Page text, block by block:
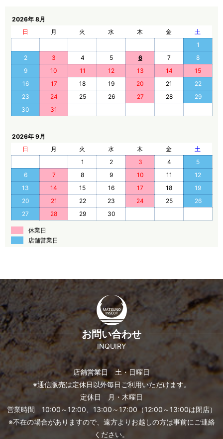
2026年 8月
日
月 火 水 木 金
土
1
2
3 4 5 6 7
8
9
10 11 12 13 14
15
16
17 18 19 20 21
22
23
24 25 26 27 28
29
30
31
2026年 9月
日
月 火 水 木 金
土
1
2 3 4
5
6
7 8 9 10 11
12
13
14 15 16 17 18
19
20
21 22 23 24 25
26
27
28 29 30
休業日
店舗営業日
お問い合わせ
INQUIRY
店舗営業日 土・日曜日
※通信販売は定休日以外毎日ご利用いただけます。
定休日 月・木曜日
営業時間 10:00～12:00、13:00～17:00（12:00～13:00は閉店）
※不在の場合がありますので、遠方よりお越しの方は事前にご連絡
ください。